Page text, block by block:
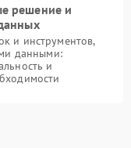
решение и
и инструментов,
данными:
и